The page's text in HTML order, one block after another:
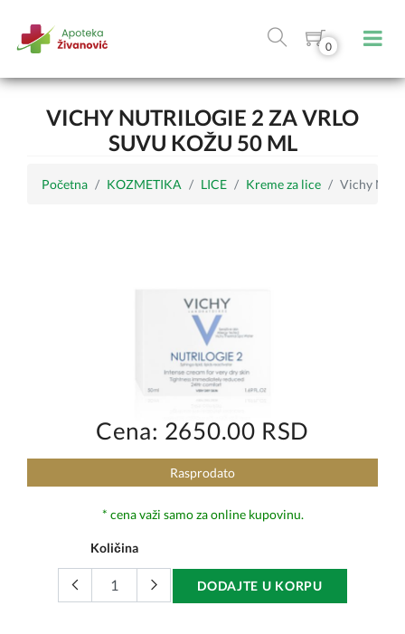
0
VICHY NUTRILOGIE 2 ZA VRLO
SUVU KOŽU 50 ML
Početna KOZMETIKA LICE Kreme za lice Vichy
Cena: 2650.00 RSD
Rasprodato
* cena važi samo za online kupovinu.
Količina
DODAJTE U KORPU